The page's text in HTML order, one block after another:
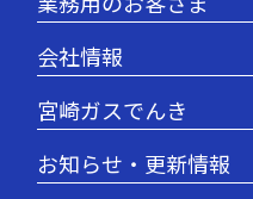
会社情報
宮崎ガスでんき
お知らせ・更新情報